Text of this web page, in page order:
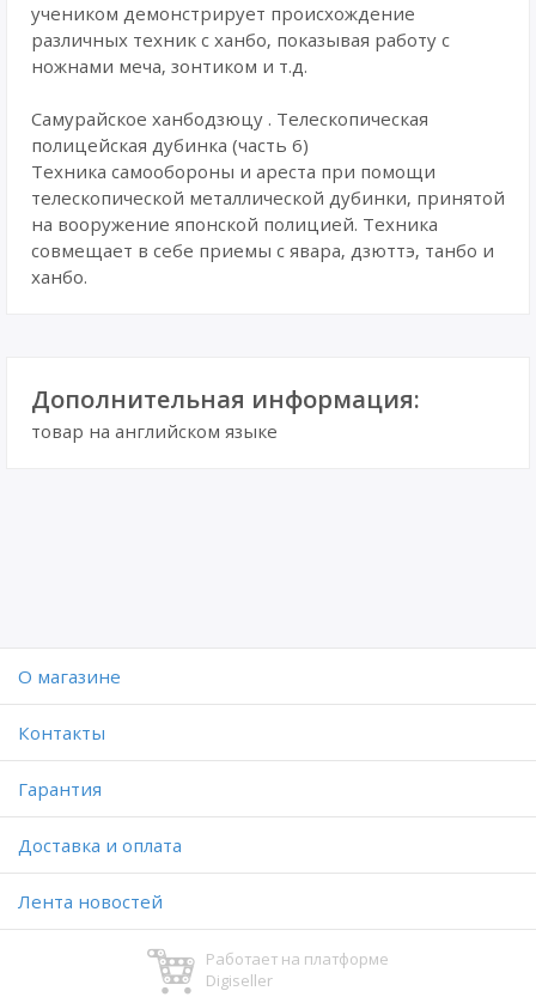
учеником демонстрирует происхождение
различных техник с ханбо, показывая работу с
ножнами меча, зонтиком и т.д.
Самурайское ханбодзюцу . Телескопическая
полицейская дубинка (часть 6)
Техника самообороны и ареста при помощи
телескопической металлической дубинки, принятой
на вооружение японской полицией. Техника
совмещает в себе приемы с явара, дзюттэ, танбо и
ханбо.
Дополнительная информация:
товар на английском языке
O магазине
Контакты
Гарантия
Доставка и оплата
Лента новостей
Работает на платформе
Digiseller